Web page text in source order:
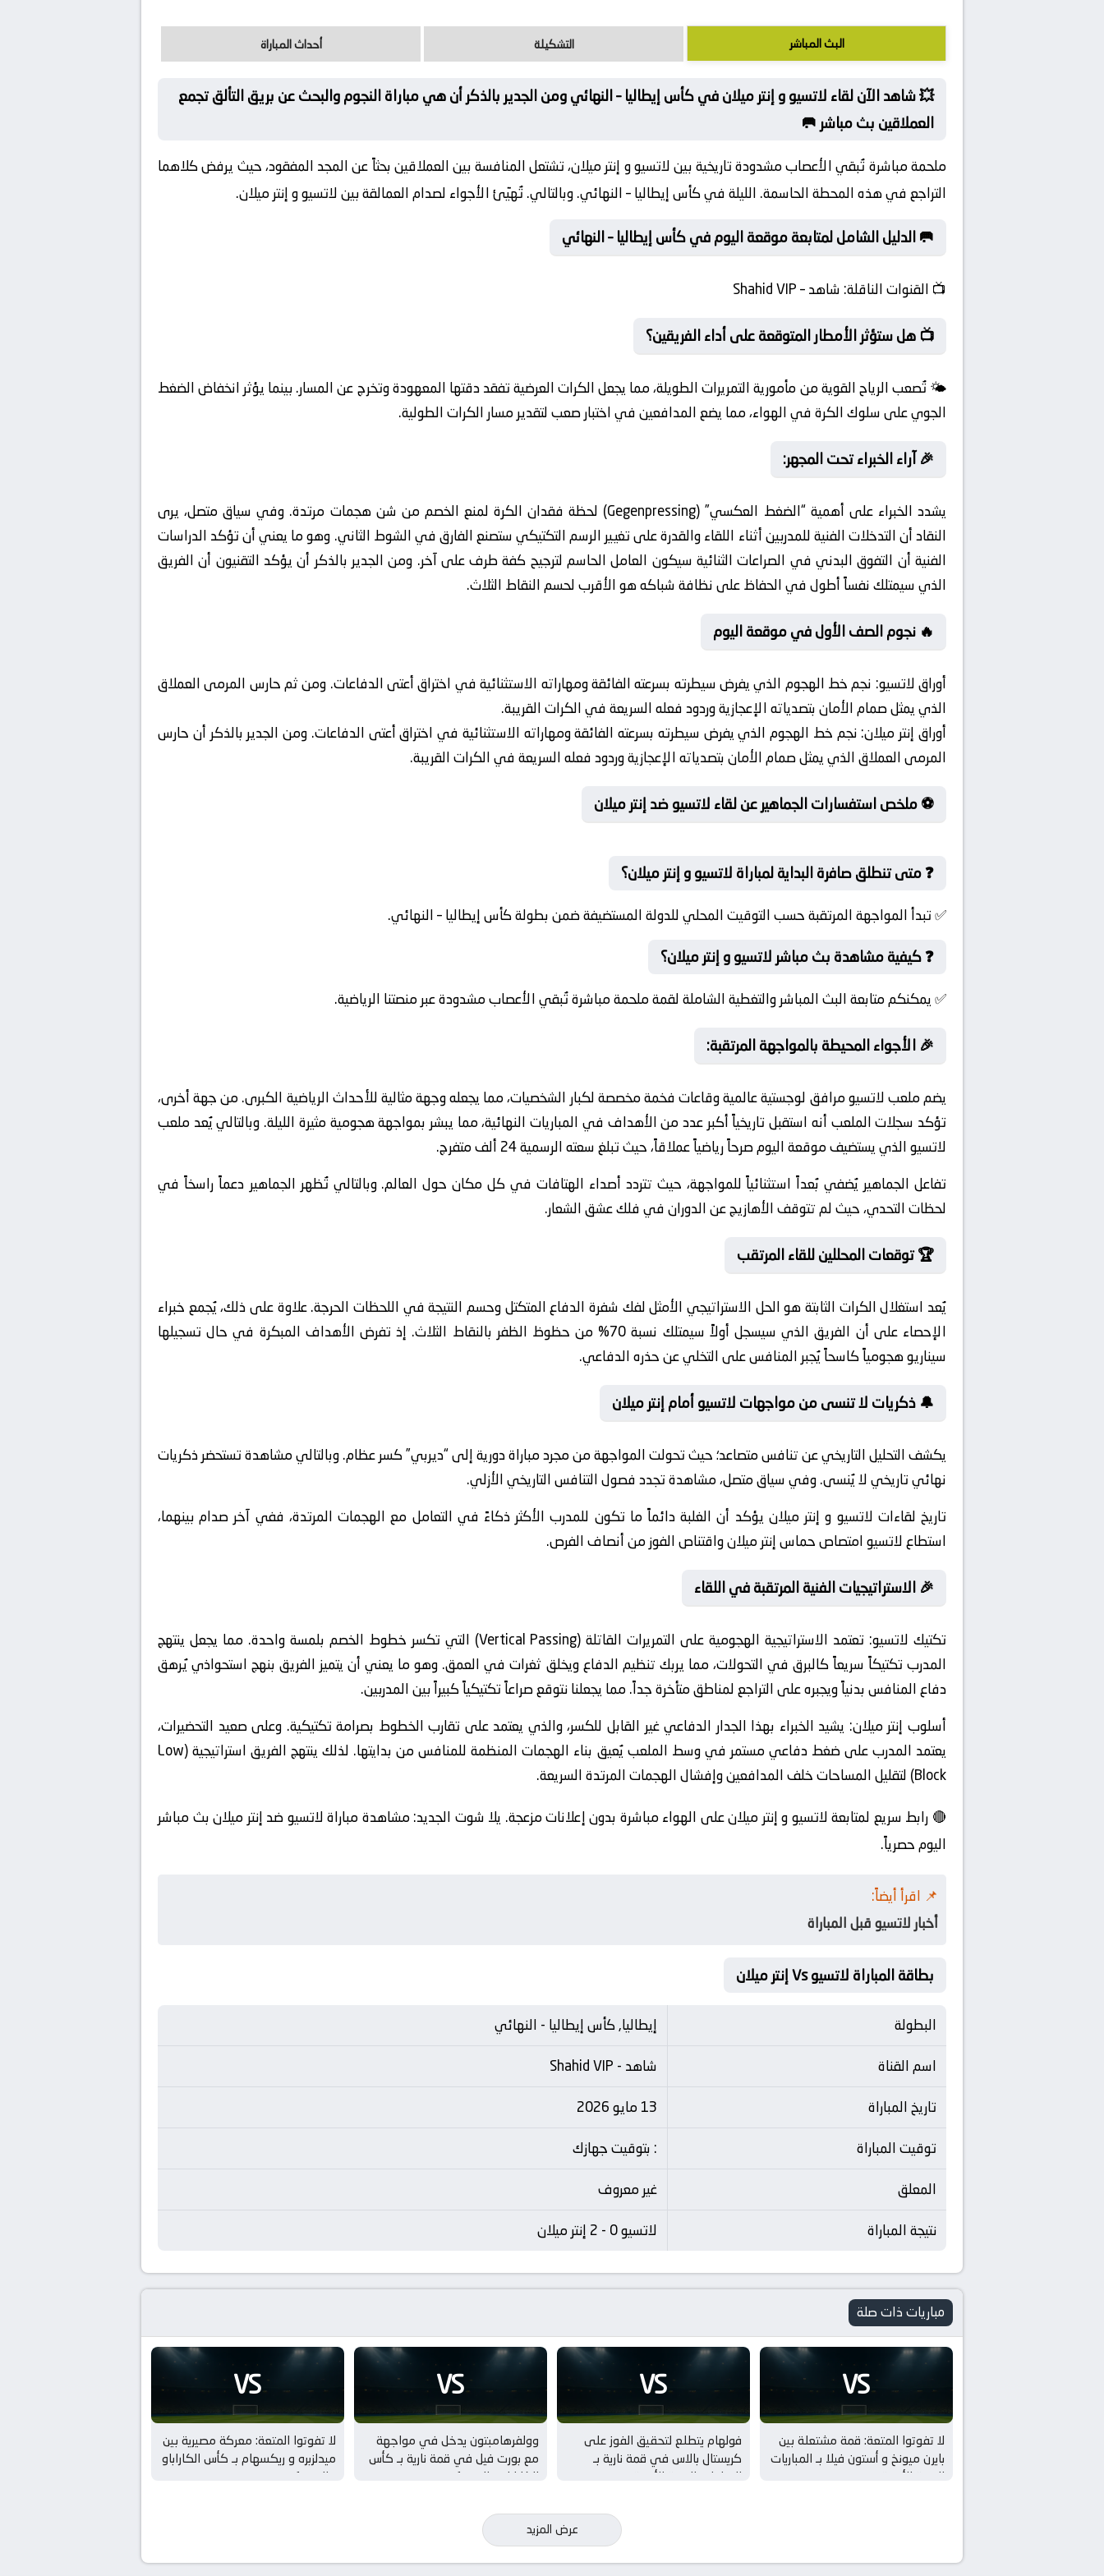
البث المباشر التشكيلة أحداث المباراة
💥 شاهد الآن لقاء لاتسيو و إنتر ميلان في كأس إيطاليا – النهائي ومن الجدير بالذكر أن هي مباراة النجوم والبحث عن بريق التألق تجمع
العملاقين بث مباشر 🥅
ملحمة مباشرة تُبقي الأعصاب مشدودة تاريخية بين لاتسيو و إنتر ميلان، تشتعل المنافسة بين العملاقين بحثاً عن المجد المفقود، حيث يرفض كلاهما
التراجع في هذه المحطة الحاسمة. الليلة في كأس إيطاليا – النهائي. وبالتالي. تُهيّئ الأجواء لصدام العمالقة بين لاتسيو و إنتر ميلان.
🥅 الدليل الشامل لمتابعة موقعة اليوم في كأس إيطاليا – النهائي
📺 القنوات الناقلة: شاهد – Shahid VIP
📺 هل ستؤثر الأمطار المتوقعة على أداء الفريقين؟
🌤️ تُصعب الرياح القوية من مأمورية التمريرات الطويلة، مما يجعل الكرات العرضية تفقد دقتها المعهودة وتخرج عن المسار. بينما يؤثر انخفاض الضغط
الجوي على سلوك الكرة في الهواء، مما يضع المدافعين في اختبار صعب لتقدير مسار الكرات الطولية.
🎉 آراء الخبراء تحت المجهر:
يشدد الخبراء على أهمية “الضغط العكسي” (Gegenpressing) لحظة فقدان الكرة لمنع الخصم من شن هجمات مرتدة. وفي سياق متصل، يرى
النقاد أن التدخلات الفنية للمدربين أثناء اللقاء والقدرة على تغيير الرسم التكتيكي ستصنع الفارق في الشوط الثاني. وهو ما يعني أن تؤكد الدراسات
الفنية أن التفوق البدني في الصراعات الثنائية سيكون العامل الحاسم لترجيح كفة طرف على آخر. ومن الجدير بالذكر أن يؤكد التقنيون أن الفريق
الذي سيمتلك نفساً أطول في الحفاظ على نظافة شباكه هو الأقرب لحسم النقاط الثلاث.
🔥 نجوم الصف الأول في موقعة اليوم
أوراق لاتسيو: نجم خط الهجوم الذي يفرض سيطرته بسرعته الفائقة ومهاراته الاستثنائية في اختراق أعتى الدفاعات. ومن ثم حارس المرمى العملاق
الذي يمثل صمام الأمان بتصدياته الإعجازية وردود فعله السريعة في الكرات القريبة.
أوراق إنتر ميلان: نجم خط الهجوم الذي يفرض سيطرته بسرعته الفائقة ومهاراته الاستثنائية في اختراق أعتى الدفاعات. ومن الجدير بالذكر أن حارس
المرمى العملاق الذي يمثل صمام الأمان بتصدياته الإعجازية وردود فعله السريعة في الكرات القريبة.
⚽ ملخص استفسارات الجماهير عن لقاء لاتسيو ضد إنتر ميلان
❓ متى تنطلق صافرة البداية لمباراة لاتسيو و إنتر ميلان؟
✅ تبدأ المواجهة المرتقبة حسب التوقيت المحلي للدولة المستضيفة ضمن بطولة كأس إيطاليا – النهائي.
❓ كيفية مشاهدة بث مباشر لاتسيو و إنتر ميلان؟
✅ يمكنكم متابعة البث المباشر والتغطية الشاملة لقمة ملحمة مباشرة تُبقي الأعصاب مشدودة عبر منصتنا الرياضية.
🎉 الأجواء المحيطة بالمواجهة المرتقبة:
يضم ملعب لاتسيو مرافق لوجستية عالمية وقاعات فخمة مخصصة لكبار الشخصيات، مما يجعله وجهة مثالية للأحداث الرياضية الكبرى. من جهة أخرى،
تؤكد سجلات الملعب أنه استقبل تاريخياً أكبر عدد من الأهداف في المباريات النهائية، مما يبشر بمواجهة هجومية مثيرة الليلة. وبالتالي يُعد ملعب
لاتسيو الذي يستضيف موقعة اليوم صرحاً رياضياً عملاقاً، حيث تبلغ سعته الرسمية 24 ألف متفرج.
تفاعل الجماهير يُضفي بُعداً استثنائياً للمواجهة، حيث تتردد أصداء الهتافات في كل مكان حول العالم. وبالتالي تُظهر الجماهير دعماً راسخاً في
لحظات التحدي، حيث لم تتوقف الأهازيج عن الدوران في فلك عشق الشعار.
🏆 توقعات المحللين للقاء المرتقب
يُعد استغلال الكرات الثابتة هو الحل الاستراتيجي الأمثل لفك شفرة الدفاع المتكتل وحسم النتيجة في اللحظات الحرجة. علاوة على ذلك، يُجمع خبراء
الإحصاء على أن الفريق الذي سيسجل أولاً سيمتلك نسبة 70% من حظوظ الظفر بالنقاط الثلاث. إذ تفرض الأهداف المبكرة في حال تسجيلها
سيناريو هجومياً كاسحاً يُجبر المنافس على التخلي عن حذره الدفاعي.
🔔 ذكريات لا تنسى من مواجهات لاتسيو أمام إنتر ميلان
يكشف التحليل التاريخي عن تنافس متصاعد؛ حيث تحولت المواجهة من مجرد مباراة دورية إلى “ديربي” كسر عظام. وبالتالي مشاهدة تستحضر ذكريات
نهائي تاريخي لا يُنسى. وفي سياق متصل، مشاهدة تجدد فصول التنافس التاريخي الأزلي.
تاريخ لقاءات لاتسيو و إنتر ميلان يؤكد أن الغلبة دائماً ما تكون للمدرب الأكثر ذكاءً في التعامل مع الهجمات المرتدة، ففي آخر صدام بينهما،
استطاع لاتسيو امتصاص حماس إنتر ميلان واقتناص الفوز من أنصاف الفرص.
🎉 الاستراتيجيات الفنية المرتقبة في اللقاء
تكتيك لاتسيو:
تعتمد الاستراتيجية الهجومية على التمريرات القاتلة (Vertical Passing) التي تكسر خطوط الخصم بلمسة واحدة. مما يجعل ينتهج
المدرب تكتيكاً سريعاً كالبرق في التحولات، مما يربك تنظيم الدفاع ويخلق ثغرات في العمق. وهو ما يعني أن يتميز الفريق بنهج استحواذي يُرهق
دفاع المنافس بدنياً ويجبره على التراجع لمناطق متأخرة جداً. مما يجعلنا نتوقع صراعاً تكتيكياً كبيراً بين المدربين.
أسلوب إنتر ميلان: يشيد الخبراء بهذا الجدار الدفاعي غير القابل للكسر، والذي يعتمد على تقارب الخطوط بصرامة تكتيكية. وعلى صعيد التحضيرات،
يعتمد المدرب على ضغط دفاعي مستمر في وسط الملعب يُعيق بناء الهجمات المنظمة للمنافس من بدايتها. لذلك ينتهج الفريق استراتيجية (Low
Block) لتقليل المساحات خلف المدافعين وإفشال الهجمات المرتدة السريعة.
🔴 رابط سريع لمتابعة لاتسيو و إنتر ميلان على الهواء مباشرة بدون إعلانات مزعجة. يلا شوت الجديد: مشاهدة مباراة لاتسيو ضد إنتر ميلان بث مباشر
اليوم حصرياً.
📌 اقرأ أيضاً:
أخبار لاتسيو قبل المباراة
بطاقة المباراة لاتسيو Vs إنتر ميلان
البطولة
إيطاليا, كأس إيطاليا - النهائي
اسم القناة
شاهد - Shahid VIP
تاريخ المباراة
13 مايو 2026
توقيت المباراة
: بتوقيت جهازك
المعلق
غير معروف
نتيجة المباراة
لاتسيو 0 - 2 إنتر ميلان
مباريات ذات صلة
VS
لا تفوتوا المتعة: قمة مشتعلة بين
بايرن ميونخ و أستون فيلا بـ المباريات
الودية للأندية
VS
فولهام يتطلع لتحقيق الفوز على
كريستال بالاس في قمة نارية بـ
المباريات الودية للأندية
VS
وولفرهامبتون يدخل في مواجهة
مع بورت فيل في قمة نارية بـ كأس
الكاراباو – الدور 1
VS
لا تفوتوا المتعة: معركة مصيرية بين
ميدلزبره و ريكسهام بـ كأس الكاراباو
– الدور 1
عرض المزيد